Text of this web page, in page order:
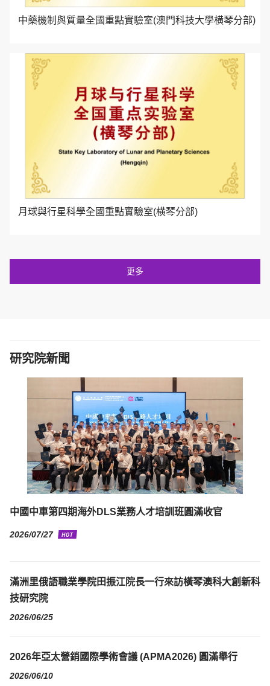
中藥機制與質量全國重點實驗室(澳門科技大學横琴分部)
月球與行星科學全國重點實驗室(横琴分部)
更多
研究院新聞
中國中車第四期海外DLS業務人才培訓班圓滿收官
2026/07/27
滿洲里俄語職業學院田振江院長一行來訪橫琴澳科大創新科
技研究院
2026/06/25
2026年亞太營銷國際學術會議 (APMA2026) 圓滿舉行
2026/06/10